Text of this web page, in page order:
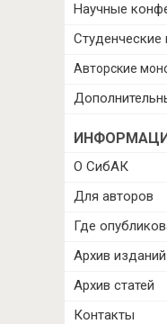
Научные
Авторские
О СибАК
Для авторов
Где
Архив изданий
Архив статей
Контакты